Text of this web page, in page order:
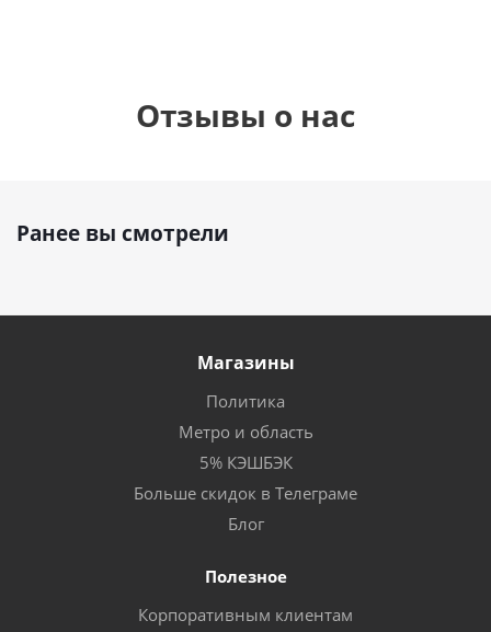
Отзывы о нас
Ранее вы смотрели
Магазины
Политика
Метро и область
5% КЭШБЭК
Больше скидок в Телеграме
Блог
Полезное
Корпоративным клиентам